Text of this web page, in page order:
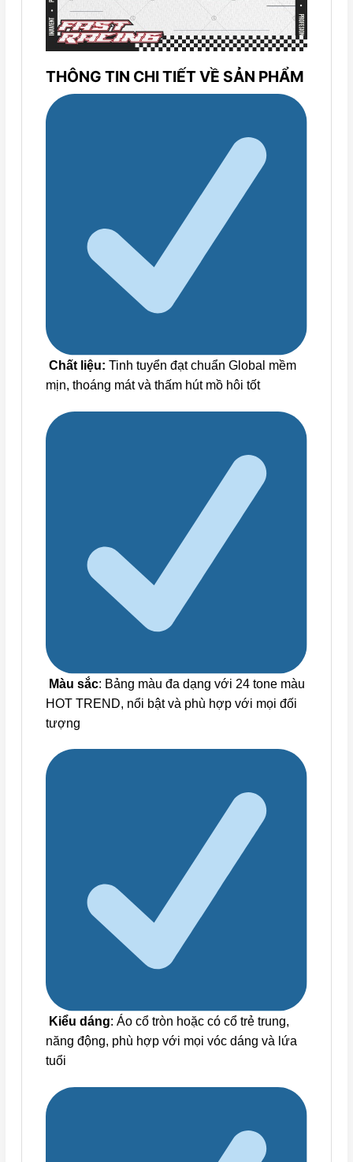
THÔNG TIN CHI TIẾT VỀ SẢN PHẨM
Chất liệu: Tinh tuyển đạt chuẩn Global mềm
mịn, thoáng mát và thấm hút mồ hôi tốt
Màu sắc: Bảng màu đa dạng với 24 tone màu
HOT TREND, nổi bật và phù hợp với mọi đối
tượng
Kiểu dáng: Áo cổ tròn hoặc có cổ trẻ trung,
năng động, phù hợp với mọi vóc dáng và lứa
tuổi